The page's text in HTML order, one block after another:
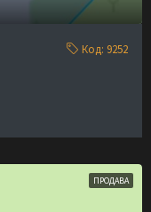
Код: 9252
ПРОДАВА